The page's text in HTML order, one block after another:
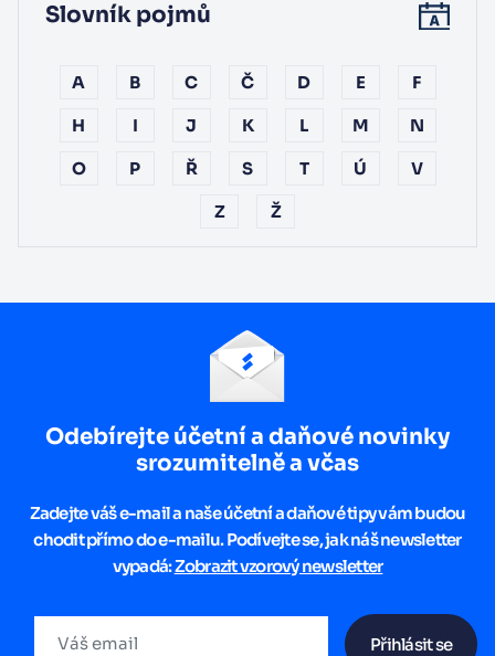
Slovník pojmů
A B C Č D E F
H I J K L M N
O P Ř S T Ú V
Z Ž
Odebírejte účetní a daňové novinky
srozumitelně a včas
Zadejte váš e-mail a naše účetní a daňové tipy vám budou
chodit přímo do e-mailu. Podívejte se, jak náš newsletter
vypadá:Zobrazit vzorový newsletter
Přihlásit se